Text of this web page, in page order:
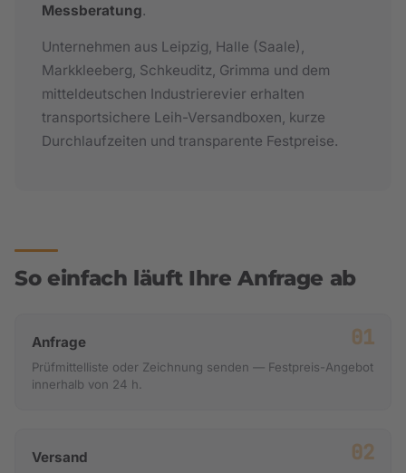
Messberatung.
Unternehmen aus Leipzig, Halle (Saale),
Markkleeberg, Schkeuditz, Grimma und dem
mitteldeutschen Industrierevier erhalten
transportsichere Leih-Versandboxen, kurze
Durchlaufzeiten und transparente Festpreise.
So einfach läuft Ihre Anfrage ab
Anfrage
Prüfmittelliste oder Zeichnung senden — Festpreis-Angebot
innerhalb von 24 h.
Versand